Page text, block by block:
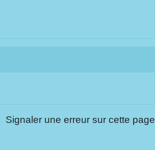
Signaler une erreur sur cette page